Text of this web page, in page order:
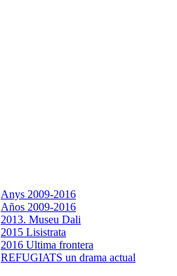
Anys 2009-2016
Años 2009-2016
2013. Museu Dali
2015 Lisistrata
2016 Ultima frontera
REFUGIATS un drama actual